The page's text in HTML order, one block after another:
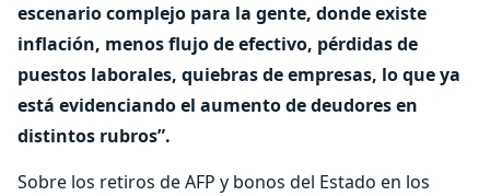
escenario complejo para la gente, donde existe
inflación, menos flujo de efectivo, pérdidas de
puestos laborales, quiebras de empresas, lo que ya
está evidenciando el aumento de deudores en
distintos rubros”.
Sobre los retiros de AFP y bonos del Estado en los